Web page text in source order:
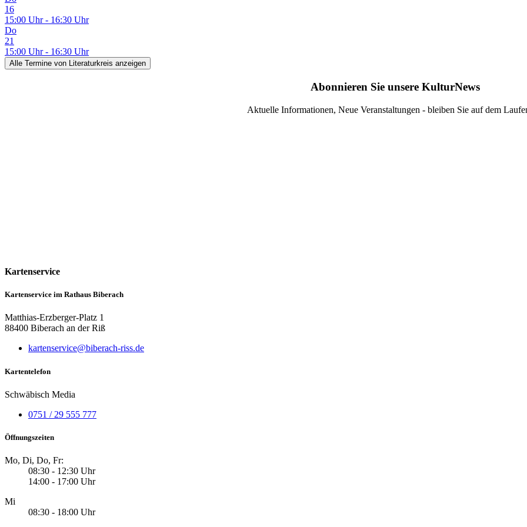
16
15:00 Uhr - 16:30 Uhr
Do
21
15:00 Uhr - 16:30 Uhr
Alle Termine von Literaturkreis anzeigen
Abonnieren Sie unsere KulturNews
Aktuelle Informationen, Neue Veranstaltungen - bleiben Sie auf dem
Kartenservice
Kartenservice im Rathaus Biberach
Matthias-Erzberger-Platz 1
88400 Biberach an der Riß
kartenservice@biberach-riss.de
Kartentelefon
Schwäbisch Media
0751 / 29 555 777
Öffnungszeiten
Mo, Di, Do, Fr:
08:30 - 12:30 Uhr
14:00 - 17:00 Uhr
Mi
08:30 - 18:00 Uhr